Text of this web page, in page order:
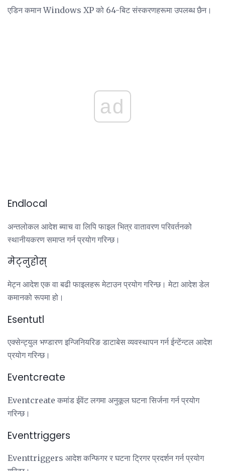
एडिन कमान Windows XP को 64-बिट संस्करणहरूमा उपलब्ध छैन।
ad
Endlocal
अन्तलोकल आदेश ब्याच वा लिपि फाइल भित्र वातावरण परिवर्तनको
स्थानीयकरण समाप्त गर्न प्रयोग गरिन्छ।
मेट्नुहोस्
मेट्न आदेश एक वा बढी फाइलहरू मेटाउन प्रयोग गरिन्छ। मेटा आदेश डेल
कमानको रूपमा हो।
Esentutl
एक्सेन्ट्युल भण्डारण इन्जिनियरिङ डाटाबेस व्यवस्थापन गर्न ईन्टेंन्टल आदेश
प्रयोग गरिन्छ।
Eventcreate
Eventcreate कमांड ईवेंट लगमा अनुकूल घटना सिर्जना गर्न प्रयोग
गरिन्छ।
Eventtriggers
Eventtriggers आदेश कन्फिगर र घटना ट्रिगर प्रदर्शन गर्न प्रयोग